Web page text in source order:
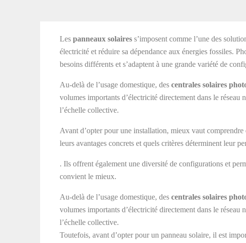
Les panneaux solaires s’imposent comme l’une des
électricité et réduire sa dépendance aux énergies fossiles.
besoins différents et s’adaptent à une grande variété de
Au-delà de l’usage domestique, des centrales solaires
volumes importants d’électricité directement dans le
l’échelle collective.
Avant d’opter pour une installation, mieux vaut
leurs avantages concrets et quels critères déterminent leur
. Ils offrent également une diversité de configurations et
convient le mieux.
Au-delà de l’usage domestique, des centrales solaires
volumes importants d’électricité directement dans le
l’échelle collective.
Toutefois, avant d’opter pour un panneau solaire, il est